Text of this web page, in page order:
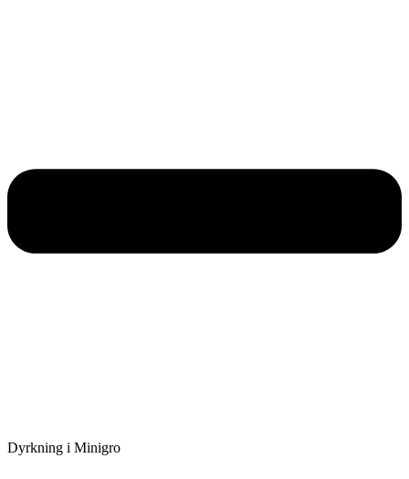
Dyrkning i Minigro